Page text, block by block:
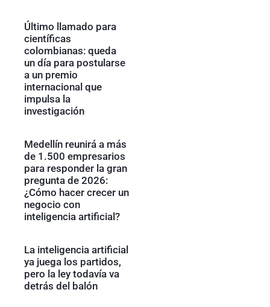
Último llamado para
científicas
colombianas: queda
un día para postularse
a un premio
internacional que
impulsa la
investigación
Medellín reunirá a más
de 1.500 empresarios
para responder la gran
pregunta de 2026:
¿Cómo hacer crecer un
negocio con
inteligencia artificial?
La inteligencia artificial
ya juega los partidos,
pero la ley todavía va
detrás del balón